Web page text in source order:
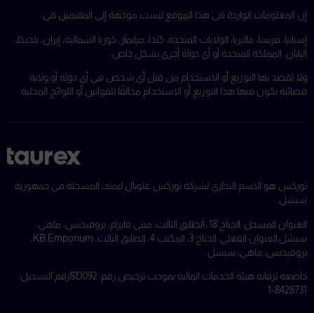
إن المعلومات الواردة في هذا الموقع ليست موجهة إلى المقيمين في:
إسبانيا، فرنسا، ماليزيا، الولايات المتحدة، كندا، ميانمار، كوريا الشمالية، إيران، بلجيكا،
اليابان، المملكة المتحدة أو أي دولة أخرى بشكل خاص،
ولا يُقصد بها التوزيع أو الاستخدام من قبل أي شخص في أي دولة أو ولاية
قضائية يكون فيها هذا التوزيع أو الاستخدام مخالفًا للقوانين أو اللوائح المحلية.
توركس هو الاسم التجاري لشركة توركس غلوبال ليمتد، المسجلة في جمهورية
سيشل.
العنوان المسجل: الجناح 18، الطابق الثالث، مبنى فايرام، بروفيدنس، ماهي،
سيشل.
العنوان الفعلي: الجناح 3، المكتب 4، الطابق الثالث، KB Emporium،
بروفيدنس، ماهي، سيشل.
خاضعة لرقابة هيئة الخدمات المالية بموجب ترخيص رقم: SD092
رقم التسجيل:
8428731-1